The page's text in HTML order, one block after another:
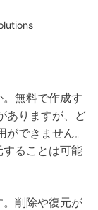
無料で作成す
ありますが、ど
できません。
ることは可能
削除や復元が